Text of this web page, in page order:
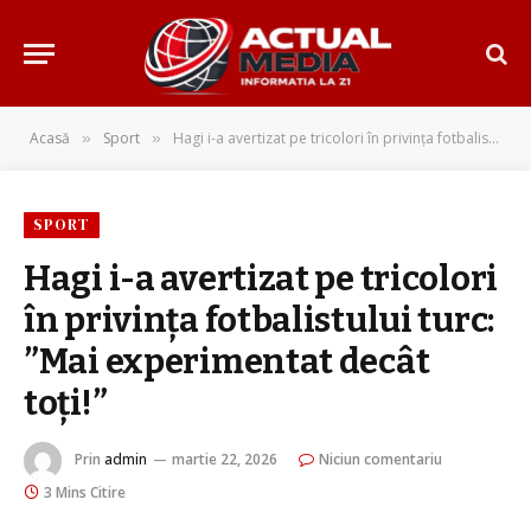
Acasă » Sport » Hagi i-a avertizat pe tricolori în privința fotbalistului turc: ”Mai experimentat decât toți!”
SPORT
Hagi i-a avertizat pe tricolori
în privința fotbalistului turc:
”Mai experimentat decât
toți!”
Prin admin martie 22, 2026
Niciun comentariu
3 Mins Citire